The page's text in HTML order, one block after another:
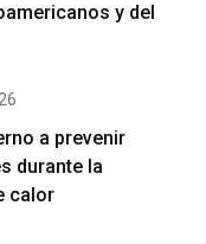
y del
a prevenir
durante la
calor